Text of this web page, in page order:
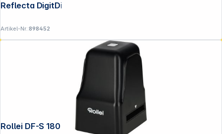
Reflecta DigitDia 8000
Artikel-Nr.:898452
Rollei DF-S 180